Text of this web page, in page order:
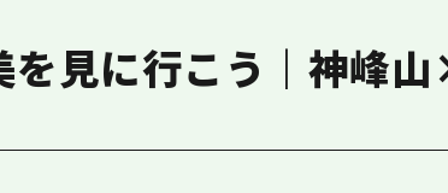
を見に行こう｜神峰